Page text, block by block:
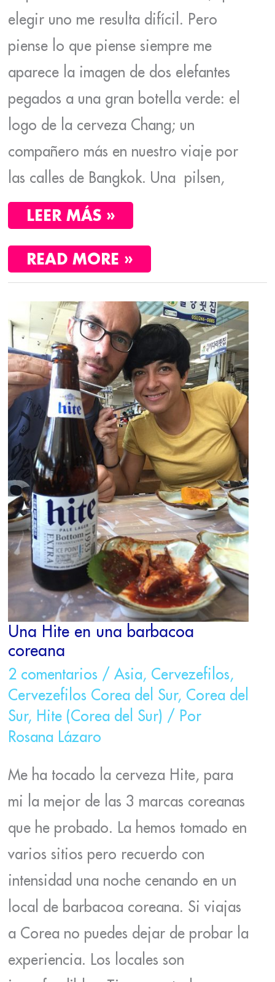
elegir uno me resulta difícil. Pero
piense lo que piense siempre me
aparece la imagen de dos elefantes
pegados a una gran botella verde: el
logo de la cerveza Chang; un
compañero más en nuestro viaje por
las calles de Bangkok. Una pilsen,
LEER MÁS »
READ MORE »
Una Hite en una barbacoa
coreana
2 comentarios / Asia, Cervezefilos,
Cervezefilos Corea del Sur, Corea del
Sur, Hite (Corea del Sur) / Por
Rosana Lázaro
Me ha tocado la cerveza Hite, para
mi la mejor de las 3 marcas coreanas
que he probado. La hemos tomado en
varios sitios pero recuerdo con
intensidad una noche cenando en un
local de barbacoa coreana. Si viajas
a Corea no puedes dejar de probar la
experiencia. Los locales son
UNA
HITE
EN
UNA
BARBACOA
COREANA